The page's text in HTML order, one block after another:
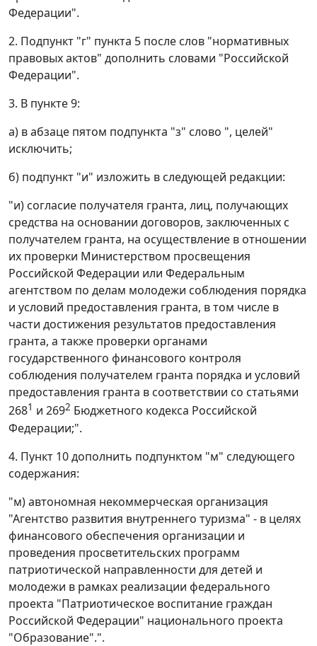
Федерации".
2. Подпункт "г" пункта 5 после слов "нормативных
правовых актов" дополнить словами "Российской
Федерации".
3. В пункте 9:
а) в абзаце пятом подпункта "з" слово ", целей"
исключить;
б) подпункт "и" изложить в следующей редакции:
"и) согласие получателя гранта, лиц, получающих
средства на основании договоров, заключенных с
получателем гранта, на осуществление в отношении
их проверки Министерством просвещения
Российской Федерации или Федеральным
агентством по делам молодежи соблюдения порядка
и условий предоставления гранта, в том числе в
части достижения результатов предоставления
гранта, а также проверки органами
государственного финансового контроля
соблюдения получателем гранта порядка и условий
предоставления гранта в соответствии со статьями
2681 и 2692 Бюджетного кодекса Российской
Федерации;".
4. Пункт 10 дополнить подпунктом "м" следующего
содержания:
"м) автономная некоммерческая организация
"Агентство развития внутреннего туризма" - в целях
финансового обеспечения организации и
проведения просветительских программ
патриотической направленности для детей и
молодежи в рамках реализации федерального
проекта "Патриотическое воспитание граждан
Российской Федерации" национального проекта
"Образование".".